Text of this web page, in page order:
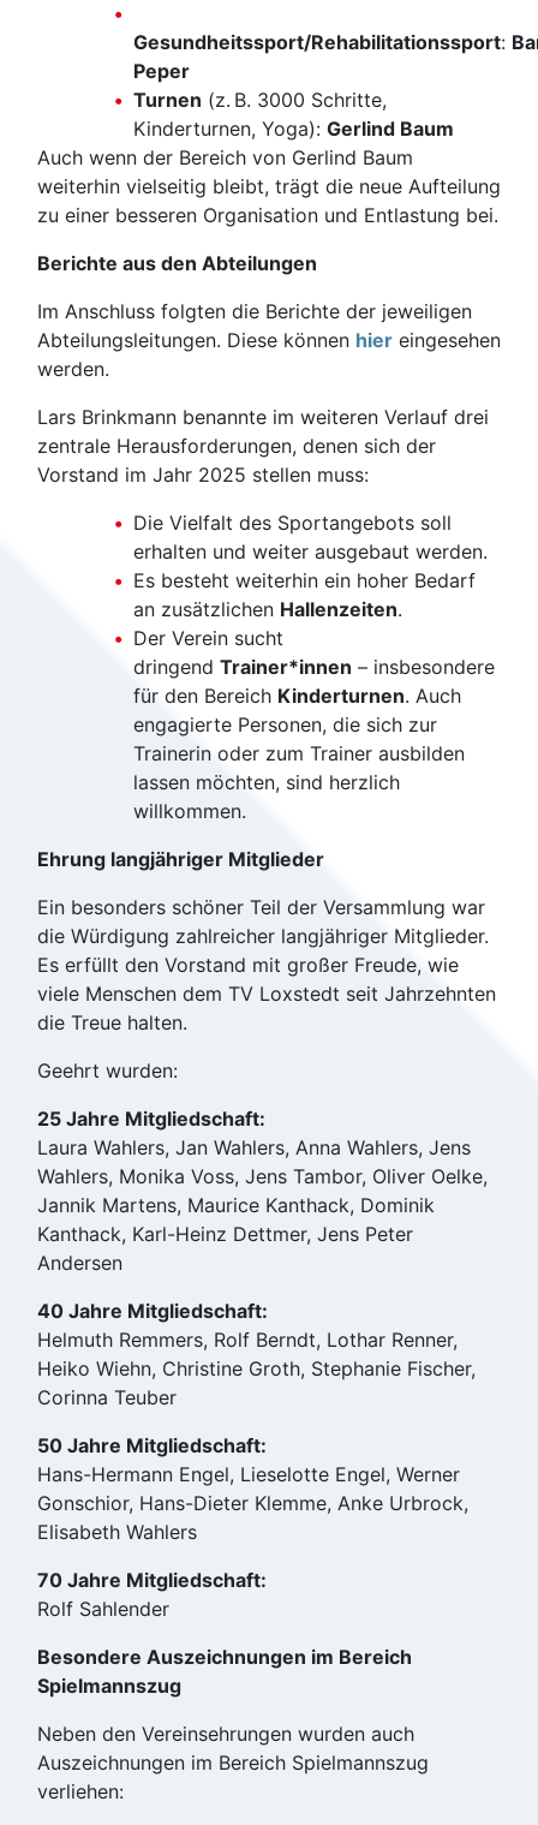
Gesundheitssport/Rehabilitationssport:
Peper
Turnen (z. B. 3000 Schritte,
Kinderturnen, Yoga): Gerlind Baum
Auch wenn der Bereich von Gerlind Baum
weiterhin vielseitig bleibt, trägt die neue Aufteilung
zu einer besseren Organisation und Entlastung bei.
Berichte aus den Abteilungen
Im Anschluss folgten die Berichte der jeweiligen
Abteilungsleitungen. Diese können hier eingesehen
werden.
Lars Brinkmann benannte im weiteren Verlauf drei
zentrale Herausforderungen, denen sich der
Vorstand im Jahr 2025 stellen muss:
Die Vielfalt des Sportangebots soll
erhalten und weiter ausgebaut werden.
Es besteht weiterhin ein hoher Bedarf
an zusätzlichen Hallenzeiten.
Der Verein sucht
dringend Trainer*innen – insbesondere
für den Bereich Kinderturnen. Auch
engagierte Personen, die sich zur
Trainerin oder zum Trainer ausbilden
lassen möchten, sind herzlich
willkommen.
Ehrung langjähriger Mitglieder
Ein besonders schöner Teil der Versammlung war
die Würdigung zahlreicher langjähriger Mitglieder.
Es erfüllt den Vorstand mit großer Freude, wie
viele Menschen dem TV Loxstedt seit Jahrzehnten
die Treue halten.
Geehrt wurden:
25 Jahre Mitgliedschaft:
Laura Wahlers, Jan Wahlers, Anna Wahlers, Jens
Wahlers, Monika Voss, Jens Tambor, Oliver Oelke,
Jannik Martens, Maurice Kanthack, Dominik
Kanthack, Karl-Heinz Dettmer, Jens Peter
Andersen
40 Jahre Mitgliedschaft:
Helmuth Remmers, Rolf Berndt, Lothar Renner,
Heiko Wiehn, Christine Groth, Stephanie Fischer,
Corinna Teuber
50 Jahre Mitgliedschaft:
Hans-Hermann Engel, Lieselotte Engel, Werner
Gonschior, Hans-Dieter Klemme, Anke Urbrock,
Elisabeth Wahlers
70 Jahre Mitgliedschaft:
Rolf Sahlender
Besondere Auszeichnungen im Bereich
Spielmannszug
Neben den Vereinsehrungen wurden auch
Auszeichnungen im Bereich Spielmannszug
verliehen: